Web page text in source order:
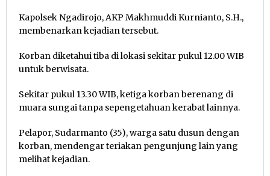
Kapolsek Ngadirojo, AKP Makhmuddi Kurnianto, S.H.,
membenarkan kejadian tersebut.
Korban diketahui tiba di lokasi sekitar pukul 12.00 WIB
untuk berwisata.
Sekitar pukul 13.30 WIB, ketiga korban berenang di
muara sungai tanpa sepengetahuan kerabat lainnya.
Pelapor, Sudarmanto (35), warga satu dusun dengan
korban, mendengar teriakan pengunjung lain yang
melihat kejadian.